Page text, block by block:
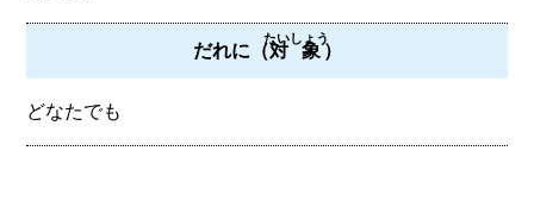
だれに（対象
たいしょう
）
どなたでも